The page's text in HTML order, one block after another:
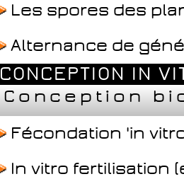
Les spores des
Alternance de
CONCEPTION IN
Conception
Fécondation 'in
In vitro fertilisation